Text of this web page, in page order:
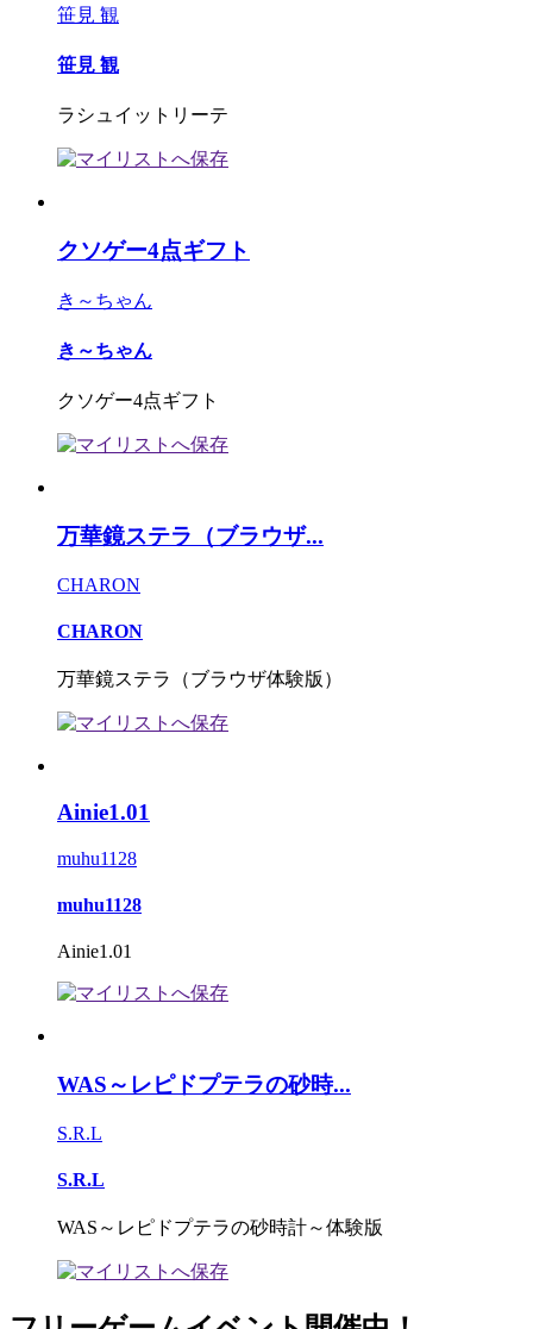
笹見 観
笹見 観
ラシュイットリーテ
クソゲー4点ギフト
き～ちゃん
き～ちゃん
クソゲー4点ギフト
万華鏡ステラ（ブラウザ...
CHARON
CHARON
万華鏡ステラ（ブラウザ体験版）
Ainie1.01
muhu1128
muhu1128
Ainie1.01
WAS～レピドプテラの砂時...
S.R.L
S.R.L
WAS～レピドプテラの砂時計～体験版